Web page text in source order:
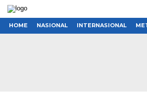
HOME NASIONAL INTERNASIONAL